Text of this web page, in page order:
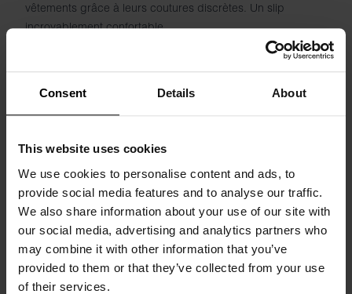
Consent Details About
This website uses cookies
We use cookies to personalise content and ads, to
provide social media features and to analyse our traffic.
We also share information about your use of our site with
our social media, advertising and analytics partners who
may combine it with other information that you’ve
provided to them or that they’ve collected from your use
of their services.
vêtements grâce à leurs coutures discrètes. Un slip
incroyablement confortable.
Le mannequin sur la photo mesure 173 cm et porte une
taille S.
Guide des tailles
Instructions de lavage